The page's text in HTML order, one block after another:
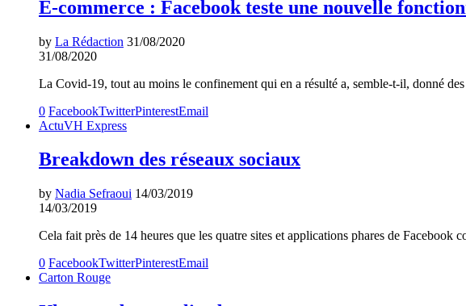
E-commerce : Facebook teste une nouvelle
by La Rédaction 31/08/2020
31/08/2020
La Covid-19, tout au moins le confinement qui en a résulté a, semble-t-il, donné
0 FacebookTwitterPinterestEmail
ActuVH Express
Breakdown des réseaux sociaux
by Nadia Sefraoui 14/03/2019
14/03/2019
Cela fait près de 14 heures que les quatre sites et applications phares de Facebook
0 FacebookTwitterPinterestEmail
Carton Rouge